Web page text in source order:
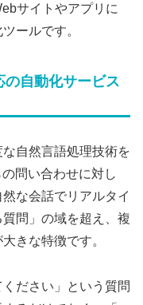
サイトやアプリに
ールです。
の自動化サービス
自然言語処理技術を
問い合わせに対し
な会話でリアルタイ
問」の域を超え、複
きな特徴です。
ださい」という質問